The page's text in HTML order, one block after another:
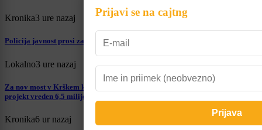
Kronika3 ure nazaj
Policija javnost prosi za pomoč pri iskanju Jona. Ste ga videli?
Lokalno3 ure nazaj
Za nov most v Krškem kar 2,7 milijona evrov evropskih sredstev, celoten
projekt vreden 6,5 milijona evrov
Kronika6 ur nazaj
Prijavi se na cajtng